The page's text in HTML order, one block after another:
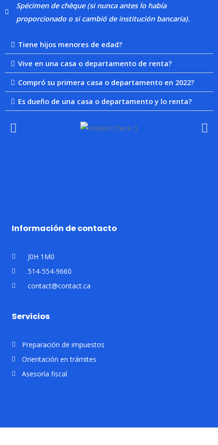
Spécimen de chèque (si nunca antes lo había
proporcionado o si cambió de institución bancaria).
Tiene hijos menores de edad?
Vive en una casa o departamento de renta?
Compró su primera casa o departamento en 2022?
Es dueño de una casa o departamento y lo renta?
Información de contacto
J0H 1M0
514-554-9660
contact@contact.ca
Servicios
Preparación de impuestos
Orientación en trámites
Asesoría fiscal